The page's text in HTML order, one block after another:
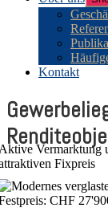
Kontakt
Vermarktung
Fixpreis
CHF